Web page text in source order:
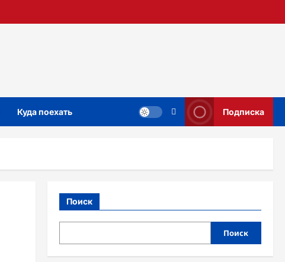
Куда поехать Подписка
Поиск
Поиск